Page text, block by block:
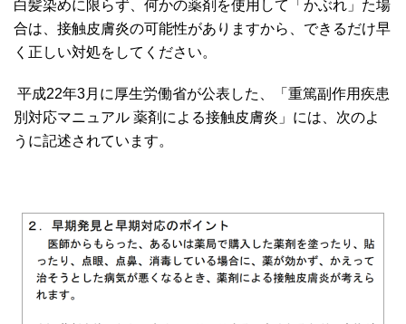
白髪染めに限らず、何かの薬剤を使用して「かぶれ」た場
合は、接触皮膚炎の可能性がありますから、できるだけ早
く正しい対処をしてください。
平成22年3月に厚生労働省が公表した、「重篤副作用疾患
別対応マニュアル 薬剤による接触皮膚炎」には、次のよ
うに記述されています。